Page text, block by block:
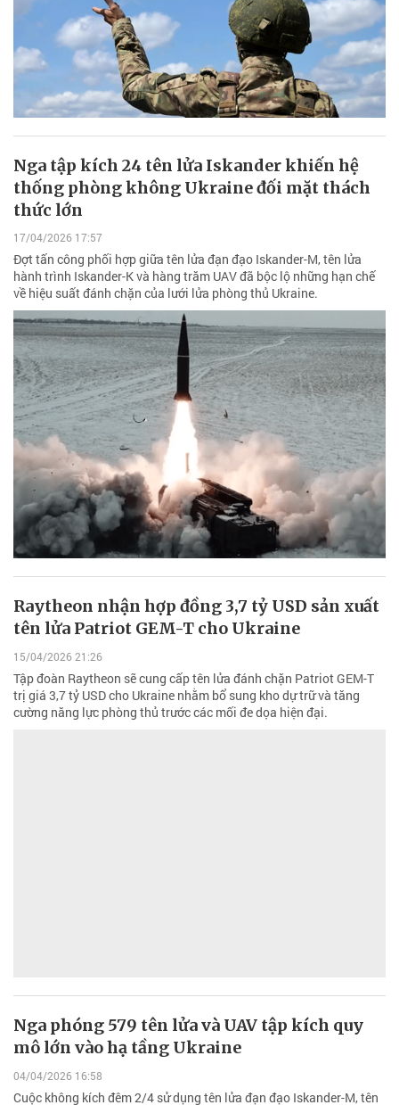
Nga tập kích 24 tên lửa Iskander khiến hệ
thống phòng không Ukraine đối mặt thách
thức lớn
17/04/2026 17:57
Đợt tấn công phối hợp giữa tên lửa đạn đạo Iskander-M, tên lửa
hành trình Iskander-K và hàng trăm UAV đã bộc lộ những hạn chế
về hiệu suất đánh chặn của lưới lửa phòng thủ Ukraine.
Raytheon nhận hợp đồng 3,7 tỷ USD sản xuất
tên lửa Patriot GEM-T cho Ukraine
15/04/2026 21:26
Tập đoàn Raytheon sẽ cung cấp tên lửa đánh chặn Patriot GEM-T
trị giá 3,7 tỷ USD cho Ukraine nhằm bổ sung kho dự trữ và tăng
cường năng lực phòng thủ trước các mối đe dọa hiện đại.
Nga phóng 579 tên lửa và UAV tập kích quy
mô lớn vào hạ tầng Ukraine
04/04/2026 16:58
Cuộc không kích đêm 2/4 sử dụng tên lửa đạn đạo Iskander-M, tên